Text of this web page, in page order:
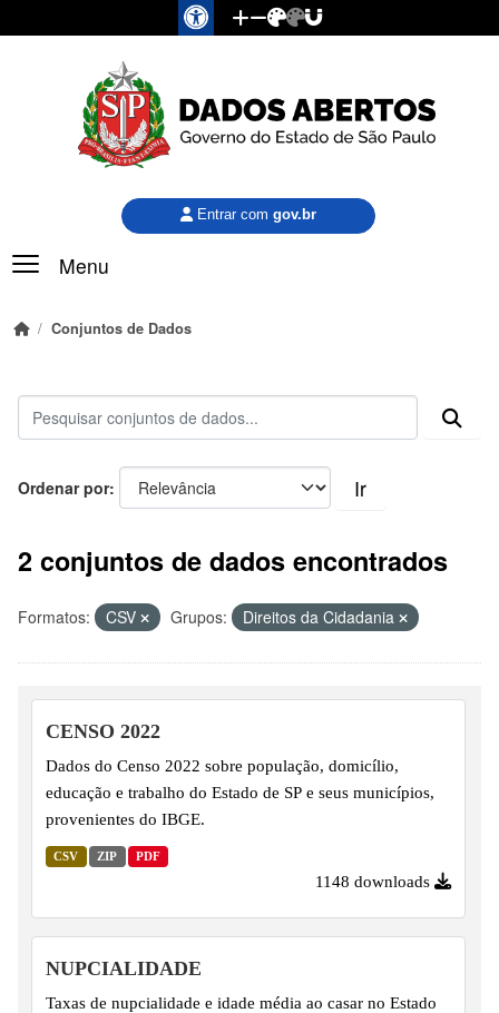
Pular para o conteúdo principal
Menu
Entrar com gov.br
Conjuntos de Dados
Ordenar por Ir
2 conjuntos de dados encontrados
Formatos: CSV Grupos: Direitos da Cidadania
CENSO 2022
Dados do Censo 2022 sobre população, domicílio,
educação e trabalho do Estado de SP e seus municípios,
provenientes do IBGE.
CSV ZIP PDF
1148 downloads
NUPCIALIDADE
Taxas de nupcialidade e idade média ao casar no Estado